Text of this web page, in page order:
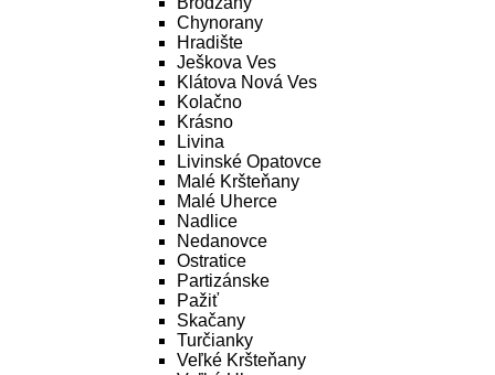
Chynorany
Hradište
Ješkova Ves
Klátova Nová Ves
Kolačno
Krásno
Livina
Livinské Opatovce
Malé Kršteňany
Malé Uherce
Nadlice
Nedanovce
Ostratice
Partizánske
Pažiť
Skačany
Turčianky
Veľké Kršteňany